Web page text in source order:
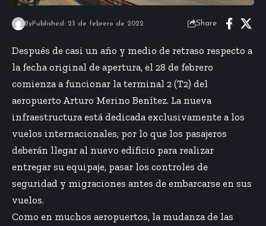
ByPublished: 23 de febrero de 2022 Share
Después de casi un año y medio de retraso respecto a
la fecha original de apertura, el 28 de febrero
comienza a funcionar la terminal 2 (T2) del
aeropuerto Arturo Merino Benítez. La nueva
infraestructura está dedicada exclusivamente a los
vuelos internacionales, por lo que los pasajeros
deberán llegar al nuevo edificio para realizar
entregar su equipaje, pasar los controles de
seguridad y migraciones antes de embarcarse en sus
vuelos.
Como en muchos aeropuertos, la mudanza de las